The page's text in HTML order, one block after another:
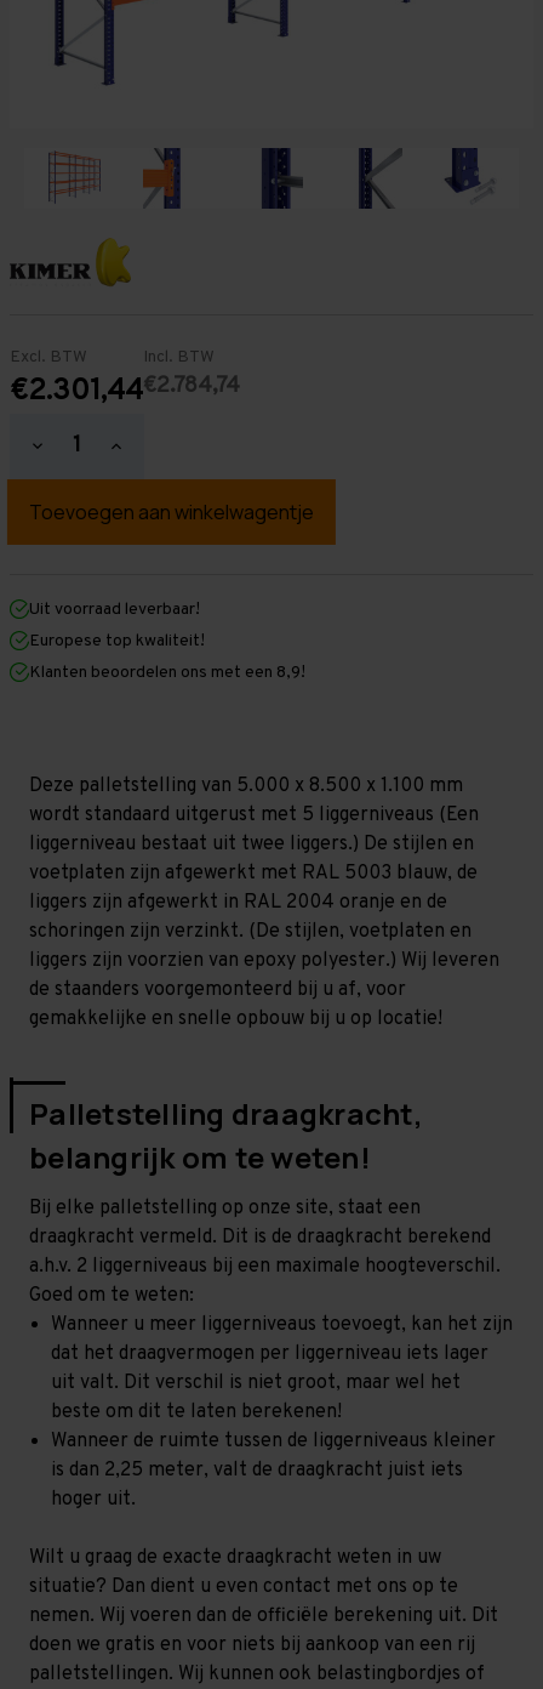
Excl. BTW
€2.301,44
Incl. BTW
€2.784,74
Hoeveelheid
verlagen
Palletstelling
mm
mm
x
1.100
mm
Zwaar
-
T100
Hoeveelheid
verhogen
Palletstelling
mm
mm
1.100
mm
Zwaar
-
T100
Uit voorraad leverbaar!
Europese top kwaliteit!
Klanten beoordelen ons met een 8,9!
Deze palletstelling van 5.000 x 8.500 x 1.100 mm
wordt standaard uitgerust met 5 liggerniveaus (Een
liggerniveau bestaat uit twee liggers.) De stijlen en
voetplaten zijn afgewerkt met RAL 5003 blauw, de
liggers zijn afgewerkt in RAL 2004 oranje en de
schoringen zijn verzinkt. (De stijlen, voetplaten en
liggers zijn voorzien van epoxy polyester.) Wij leveren
de staanders voorgemonteerd bij u af, voor
gemakkelijke en snelle opbouw bij u op locatie!
Palletstelling draagkracht,
belangrijk om te weten!
Bij elke palletstelling op onze site, staat een
draagkracht vermeld. Dit is de draagkracht berekend
a.h.v. 2 liggerniveaus bij een maximale hoogteverschil.
Goed om te weten:
Wanneer u meer liggerniveaus toevoegt, kan het zijn
dat het draagvermogen per liggerniveau iets lager
uit valt. Dit verschil is niet groot, maar wel het
beste om dit te laten berekenen!
Wanneer de ruimte tussen de liggerniveaus kleiner
is dan 2,25 meter, valt de draagkracht juist iets
hoger uit.
Wilt u graag de exacte draagkracht weten in uw
situatie? Dan dient u even contact met ons op te
nemen. Wij voeren dan de officiële berekening uit. Dit
doen we gratis en voor niets bij aankoop van een rij
palletstellingen. Wij kunnen ook belastingbordjes of